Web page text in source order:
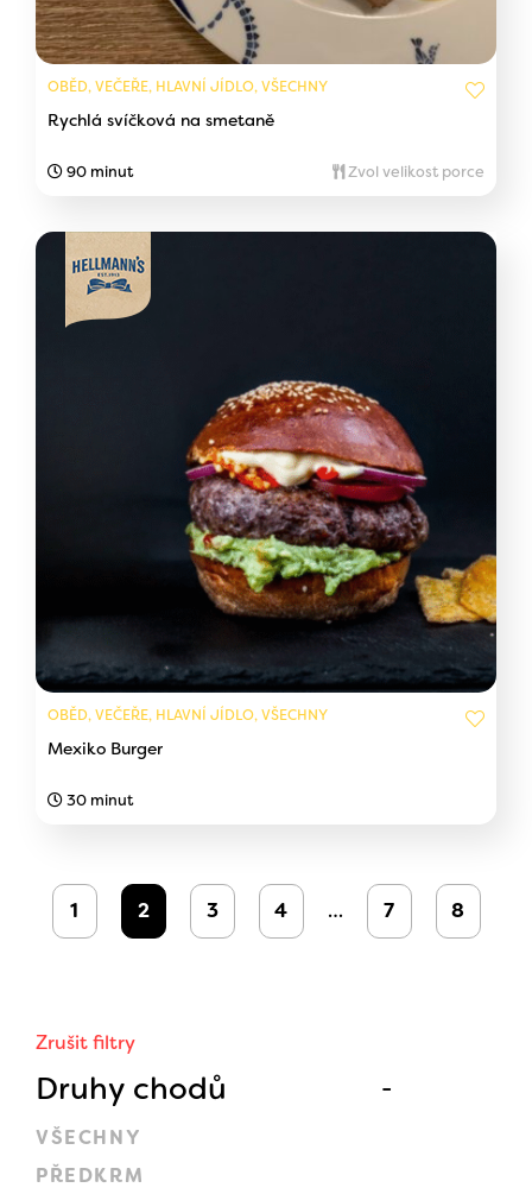
Zrušit filtry
Druhy chodů
VŠECHNY
PŘEDKRM
OBĚD, VEČEŘE, HLAVNÍ JÍDLO, VŠECHNY
Rychlá svíčková na smetaně
90 minut Zvol velikost porce
OBĚD, VEČEŘE, HLAVNÍ JÍDLO, VŠECHNY
Mexiko Burger
30 minut
1 2 3 4 … 7 8